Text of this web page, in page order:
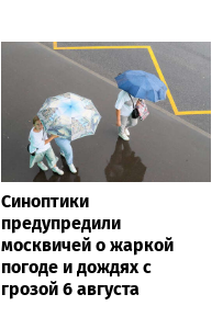
Синоптики
предупредили
москвичей о жаркой
погоде и дождях с
грозой 6 августа